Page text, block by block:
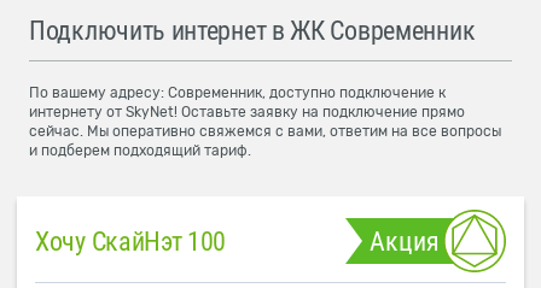
Подключить интернет в ЖК Современник
По вашему адресу: Современник, доступно подключение к
интернету от SkyNet! Оставьте заявку на подключение прямо
сейчас. Мы оперативно свяжемся с вами, ответим на все вопросы
и подберем подходящий тариф.
Хочу СкайНэт 100 Акция